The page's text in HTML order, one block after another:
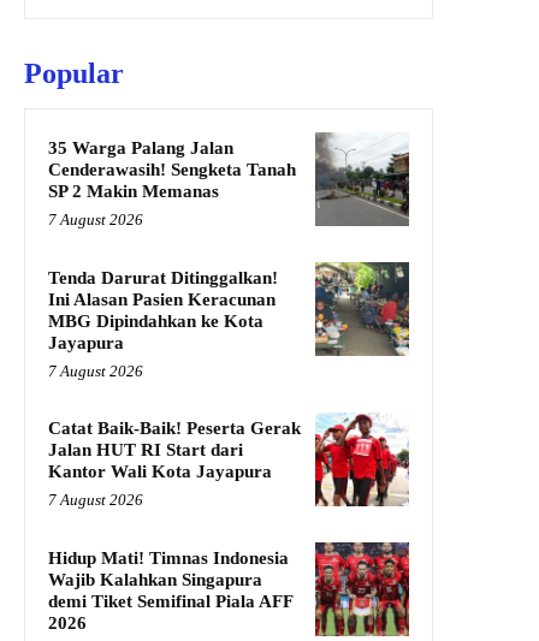
Popular
35 Warga Palang Jalan
Cenderawasih! Sengketa Tanah
SP 2 Makin Memanas
7 August 2026
Tenda Darurat Ditinggalkan!
Ini Alasan Pasien Keracunan
MBG Dipindahkan ke Kota
Jayapura
7 August 2026
Catat Baik-Baik! Peserta Gerak
Jalan HUT RI Start dari
Kantor Wali Kota Jayapura
7 August 2026
Hidup Mati! Timnas Indonesia
Wajib Kalahkan Singapura
demi Tiket Semifinal Piala AFF
2026